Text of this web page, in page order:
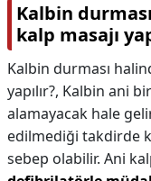
Kalbin
kalp masajı
Kalbin durması
yapılır?, Kalbin ani
alamayacak hale
edilmediği takdirde
sebep olabilir. Ani